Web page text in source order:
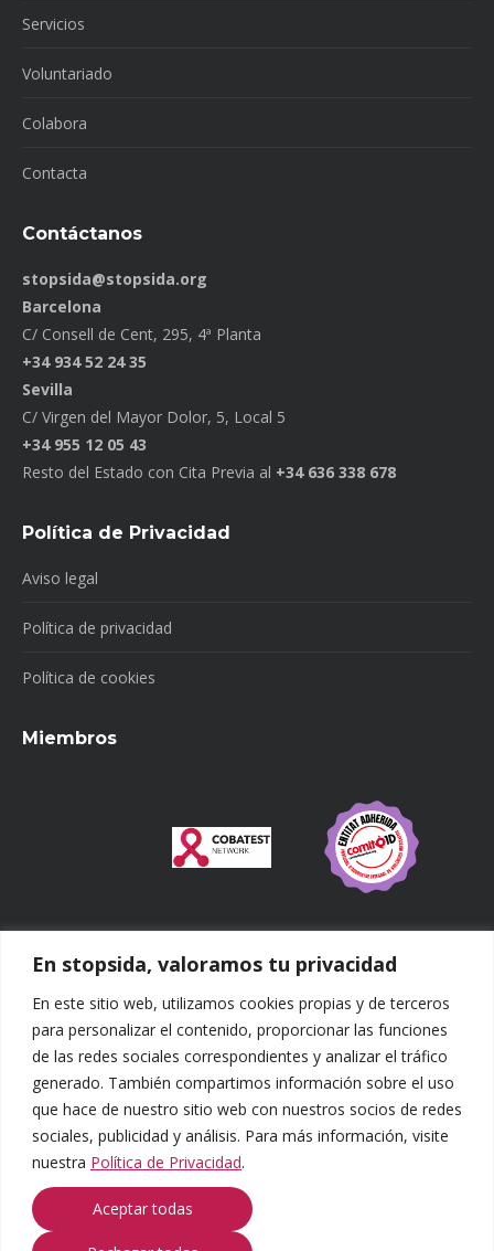
En stopsida, valoramos tu privacidad
En este sitio web, utilizamos cookies propias y de terceros
para personalizar el contenido, proporcionar las funciones
de las redes sociales correspondientes y analizar el tráfico
generado. También compartimos información sobre el uso
que hace de nuestro sitio web con nuestros socios de redes
sociales, publicidad y análisis. Para más información, visite
nuestra Política de Privacidad.
Aceptar todas
Servicios
Voluntariado
Colabora
Contacta
Contáctanos
stopsida@stopsida.org
Barcelona
C/ Consell de Cent, 295, 4ª Planta
+34 934 52 24 35
Sevilla
C/ Virgen del Mayor Dolor, 5, Local 5
+34 955 12 05 43
Resto del Estado con Cita Previa al +34 636 338 678
Política de Privacidad
Aviso legal
Política de privacidad
Política de cookies
Miembros
¿Qué buscas?
Buscar:
Síguenos